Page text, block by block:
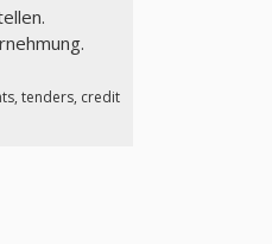
tenders, credit